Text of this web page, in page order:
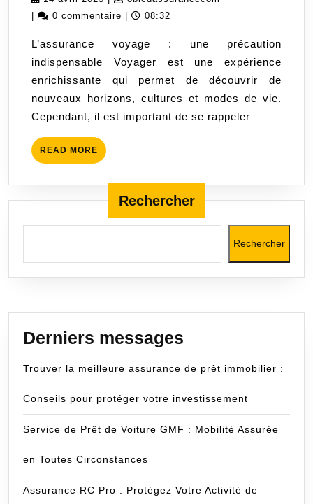
votre
séjour
à
l’étranger
avril
0 commentaire 08:32
L’assurance voyage : une précaution
indispensable Voyager est une expérience
enrichissante qui permet de découvrir de
nouveaux horizons, cultures et modes de vie.
Cependant, il est important de se rappeler
READ MORE READ
MORE
Rechercher
Rechercher
Derniers messages
Trouver la meilleure assurance de prêt immobilier :
Conseils pour protéger votre investissement
Service de Prêt de Voiture GMF : Mobilité Assurée
en Toutes Circonstances
Assurance RC Pro : Protégez Votre Activité de